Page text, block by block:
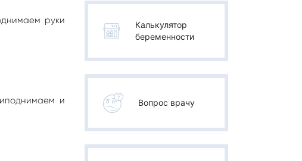
руки
и
Калькулятор
беременности
Вопрос врачу